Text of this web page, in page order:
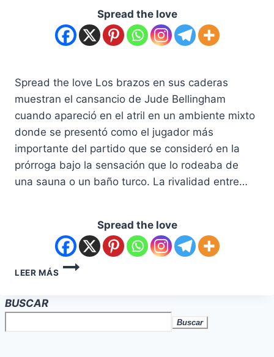
Spread the love
Spread the love Los brazos en sus caderas
muestran el cansancio de Jude Bellingham
cuando apareció en el atril en un ambiente mixto
donde se presentó como el jugador más
importante del partido que se consideró en la
prórroga bajo la sensación que lo rodeaba de
una sauna o un baño turco. La rivalidad entre…
Spread the love
LEER MÁS
BUSCAR
Buscar